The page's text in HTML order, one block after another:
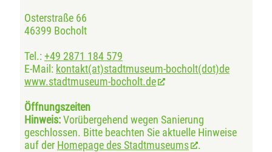
Osterstraße 66
46399 Bocholt
Tel.: +49 2871 184 579
E-Mail: kontakt(at)stadtmuseum-bocholt(dot)de
www.stadtmuseum-bocholt.de
Öffnungszeiten
Hinweis:Vorübergehend wegen Sanierung
geschlossen. Bitte beachten Sie aktuelle Hinweise
auf der Homepage des Stadtmuseums .